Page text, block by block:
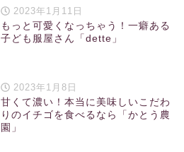
2023年1月11日
もっと可愛くなっちゃう！一癖ある
子ども服屋さん「dette」
2023年1月8日
甘くて濃い！本当に美味しいこだわ
りのイチゴを食べるなら「かとう農
園」